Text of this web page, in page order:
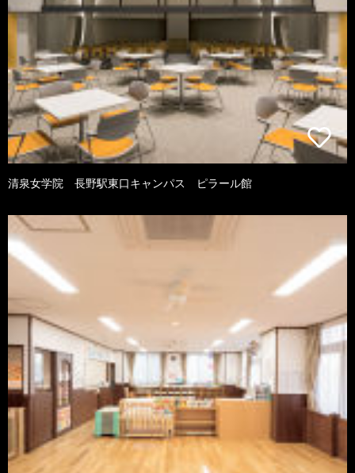
清泉女学院 長野駅東口キャンパス ピラール館